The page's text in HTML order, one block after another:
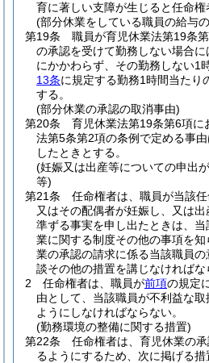
育に著しい支障が生じると任命権
(部分休業をしている職員の給与
第19条
職員が育児休業法第19条
の承認を受けて勤務しない場合に
にかかわらず、その勤務しない1
13条に規定する勤務1時間当たり
する。
(部分休業の承認の取消事由)
第20条
育児休業法第19条第6項に
法第5条第2項の条例で定める事
したときとする。
(妊娠又は出産等についての申出
等)
第21条
任命権者は、職員が当該
又はその配偶者が妊娠し、又は
準ずる事実を申し出たときは、
業に関する制度その他の事項を
業の承認の請求に係る当該職員
談その他の措置を講じなければな
2
任命権者は、職員が前項の規定
由として、当該職員が不利益な
ようにしなければならない。
(勤務環境の整備に関する措置)
第22条
任命権者は、育児休業の
るようにするため、次に掲げる